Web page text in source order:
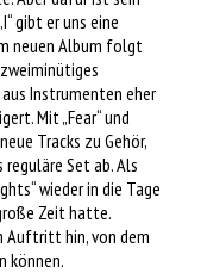
gibt er uns eine
neuen Album folgt
Instrumenten eher
Mit „Fear“ und
Tracks zu Gehör,
Set ab. Als
wieder in die Tage
Zeit hatte.
Auftritt hin, von dem
können.